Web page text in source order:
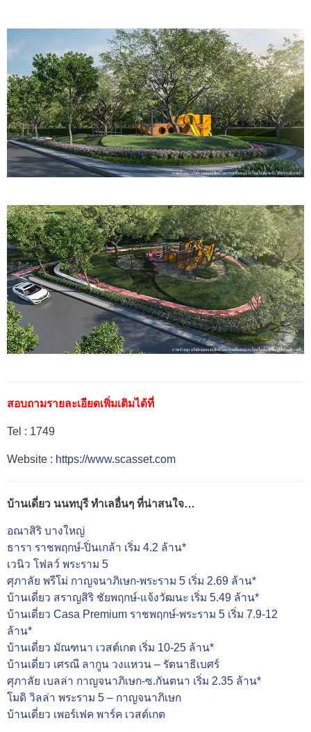
สอบถามรายละเอียดเพิ่มเติมได้ที่
Tel : 1749
Website : https://www.scasset.com
บ้านเดี่ยว นนทบุรี ทำเลอื่นๆ ที่น่าสนใจ…
อณาสิริ บางใหญ่
ธารา ราชพฤกษ์-ปิ่นเกล้า เริ่ม 4.2 ล้าน*
เวนิว โฟลว์ พระราม 5
ศุภาลัย พรีโม่ กาญจนาภิเษก-พระราม 5 เริ่ม 2.69 ล้าน*
บ้านเดี่ยว สราญสิริ ชัยพฤกษ์-แจ้งวัฒนะ เริ่ม 5.49 ล้าน*
บ้านเดี่ยว Casa Premium ราชพฤกษ์-พระราม 5 เริ่ม 7.9-12
ล้าน*
บ้านเดี่ยว มัณฑนา เวสต์เกต เริ่ม 10-25 ล้าน*
บ้านเดี่ยว เศรณี ลากูน วงแหวน – รัตนาธิเบศร์
ศุภาลัย เบลล่า กาญจนาภิเษก-ซ.กันตนา เริ่ม 2.35 ล้าน*
โมดิ วิลล่า พระราม 5 – กาญจนาภิเษก
บ้านเดี่ยว เพอร์เฟค พาร์ค เวสต์เกต